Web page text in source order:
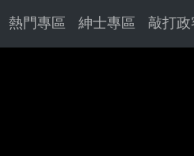
熱門專區 紳士專區 敲打政